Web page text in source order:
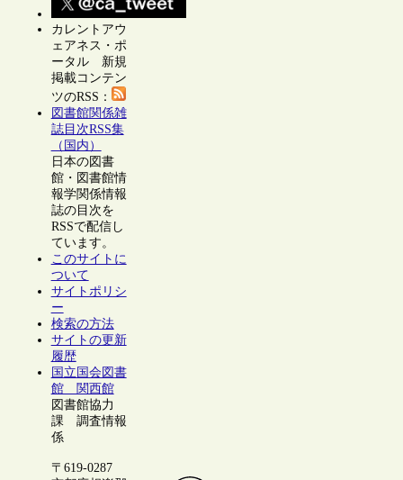
カレントアウ
ェアネス・ポ
ータル 新規
掲載コンテン
ツのRSS：
図書館関係雑
誌目次RSS集
（国内）
日本の図書
館・図書館情
報学関係情報
誌の目次を
RSSで配信し
ています。
このサイトに
ついて
サイトポリシ
ー
検索の方法
サイトの更新
履歴
国立国会図書
館 関西館
図書館協力
課 調査情報
係
〒619-0287